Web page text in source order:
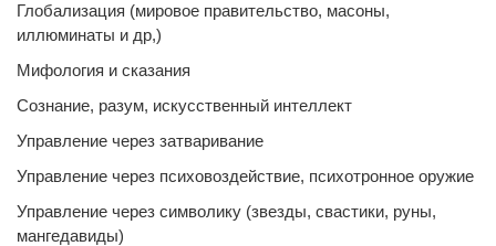
Глобализация (мировое правительство, масоны,
иллюминаты и др,)
Мифология и сказания
Сознание, разум, искусственный интеллект
Управление через затваривание
Управление через психовоздействие, психотронное оружие
Управление через символику (звезды, свастики, руны,
мангедавиды)